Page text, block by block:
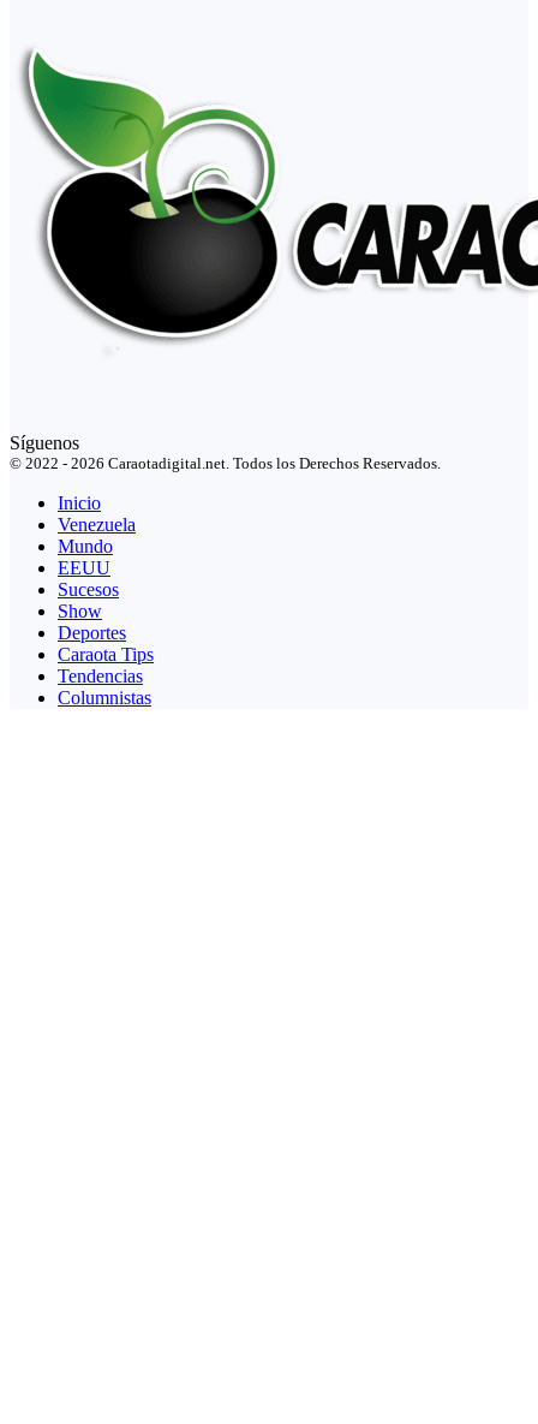
Síguenos
© 2022 - 2026 Caraotadigital.net. Todos los Derechos Reservados.
Inicio
Venezuela
Mundo
EEUU
Sucesos
Show
Deportes
Caraota Tips
Tendencias
Columnistas